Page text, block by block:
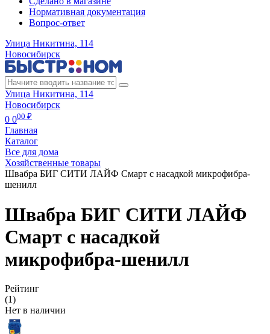
Нормативная документация
Вопрос-ответ
Улица Никитина, 114
Новосибирск
Улица Никитина, 114
Новосибирск
0 000 ₽
Главная
Каталог
Все для дома
Хозяйственные товары
Швабра БИГ СИТИ ЛАЙФ Смарт с насадкой микрофибра-
шенилл
Швабра БИГ СИТИ ЛАЙФ
Смарт с насадкой
микрофибра-шенилл
Рейтинг
(1)
Нет в наличии